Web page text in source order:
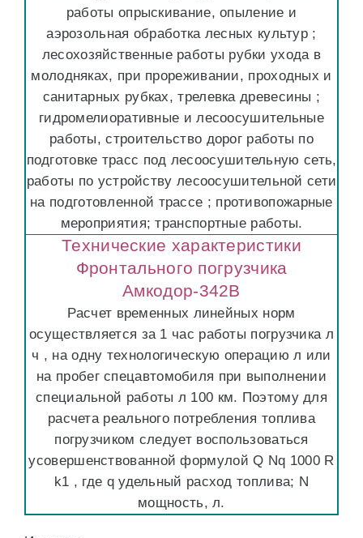
работы опрыскивание, опыление и
аэрозольная обработка лесных культур ;
лесохозяйственные работы рубки ухода в
молодняках, при прореживании, проходных и
санитарных рубках, трелевка древесины ;
гидромелиоративные и лесоосушительные
работы, строительство дорог работы по
подготовке трасс под лесоосушительную сеть,
работы по устройству лесоосушительной сети
на подготовленной трассе ; противопожарные
мероприятия; транспортные работы.
Технические характеристики
Фронтального погрузчика
Амкодор-342В
Расчет временных линейных норм
осуществляется за 1 час работы погрузчика л
ч , на одну технологическую операцию л или
на пробег спецавтомобиля при выполнении
специальной работы л 100 км. Поэтому для
расчета реального потребления топлива
погрузчиком следует воспользоваться
усовершенствованной формулой Q Nq 1000 R
k1 , где q удельный расход топлива; N
мощность, л.